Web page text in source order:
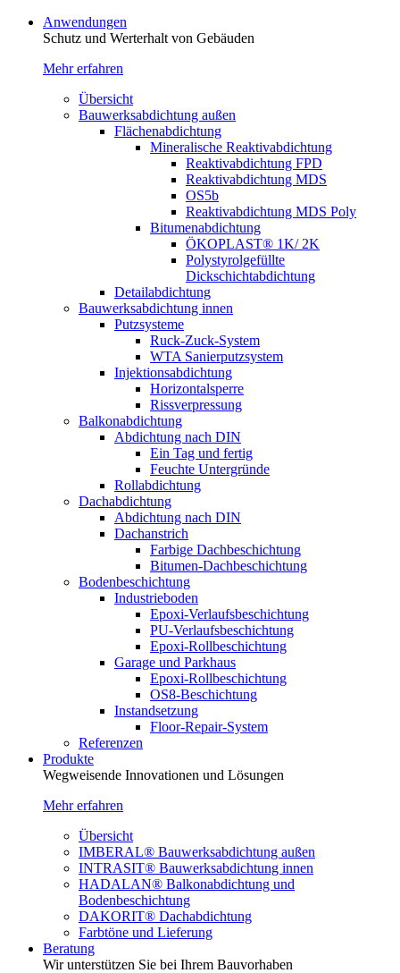
Anwendungen
Schutz und Werterhalt von Gebäude­n
Mehr erfahren
Übersicht
Bauwerksabdichtung außen
Flächenabdichtung
Mineralische Reaktivabdichtung
Reaktivabdichtung FPD
Reaktivabdichtung MDS
OS5b
Reaktivabdichtung MDS Poly
Bitumenabdichtung
ÖKOPLAST® 1K/ 2K
Polystyrolgefüllte
Dickschichtabdichtung
Detailabdichtung
Bauwerksabdichtung innen
Putzsysteme
Ruck-Zuck-System
WTA Sanierputzsystem
Injektionsabdichtung
Horizontalsperre
Rissverpressung
Balkonabdichtung
Abdichtung nach DIN
Ein Tag und fertig
Feuchte Untergründe
Rollabdichtung
Dachabdichtung
Abdichtung nach DIN
Dachanstrich
Farbige Dachbeschichtung
Bitumen-Dachbeschichtung
Bodenbeschichtung
Industrieboden
Epoxi-Verlaufsbeschichtung
PU-Verlaufsbeschichtung
Epoxi-Rollbeschichtung
Garage und Parkhaus
Epoxi-Rollbeschichtung
OS8-Beschichtung
Instandsetzung
Floor-Repair-System
Referenzen
Produkte
Wegweisende Innovationen und Lösungen
Mehr erfahren
Übersicht
IMBERAL® Bauwerksabdichtung außen
INTRASIT® Bauwerksabdichtung innen
HADALAN® Balkonabdichtung und
Bodenbeschichtung
DAKORIT® Dachabdichtung
Farbtöne und Lieferung
Beratung
Wir unterstützen Sie bei Ihrem Bauvorhaben